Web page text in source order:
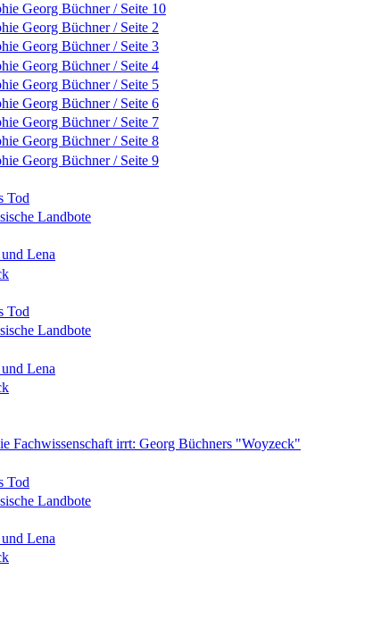
Georg Büchner / Seite 10
Georg Büchner / Seite 2
Georg Büchner / Seite 3
Georg Büchner / Seite 4
Georg Büchner / Seite 5
Georg Büchner / Seite 6
Georg Büchner / Seite 7
Georg Büchner / Seite 8
Georg Büchner / Seite 9
Tod
Landbote
Lena
Tod
Landbote
Lena
Fachwissenschaft irrt: Georg Büchners "Woyzeck"
Tod
Landbote
Lena